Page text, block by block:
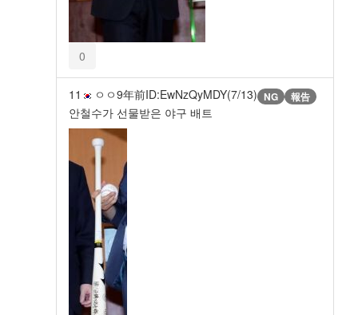
0
11 ㅇㅇ9年前ID:EwNzQyMDY(7/13) NG 報告
안철수가 선물받은 야구 배트